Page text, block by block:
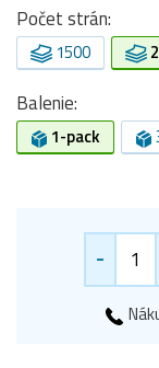
Počet strán:
1500
Balenie:
1-pack
-